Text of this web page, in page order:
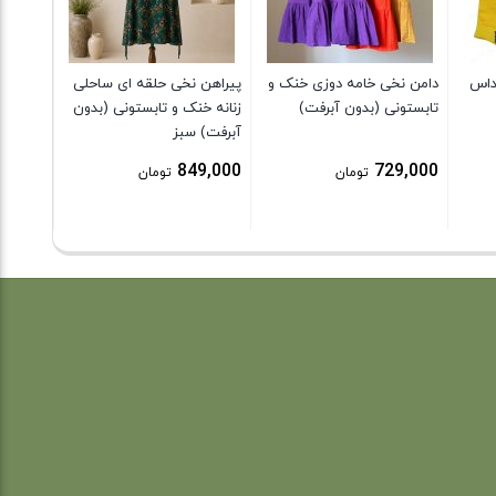
دامن نخی خامه دوزی خنک و
تابستونی (بدون آبرفت)
729,000 تومان
پیراهن نخی حلقه ای ساحلی
زنانه خنک و تابستونی (بدون
آبرفت) سبز
849,000 تومان